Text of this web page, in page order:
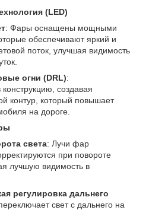
(LED)
: Фары оснащены мощными
обеспечивают яркий и
поток, улучшая видимость
огни (DRL):
создавая
контур, который повышает
на дороге.
света: Лучи фар
при повороте
лучшую видимость в
регулировка дальнего
свет с дальнего на